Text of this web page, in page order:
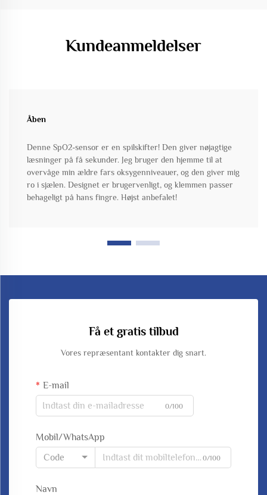
Kundeanmeldelser
Åben
Denne SpO2-sensor er en spilskifter! Den giver nøjagtige
læsninger på få sekunder. Jeg bruger den hjemme til at
overvåge min ældre fars oksygenniveauer, og den giver mig
ro i sjælen. Designet er brugervenligt, og klemmen passer
behageligt på hans fingre. Højst anbefalet!
Få et gratis tilbud
Vores repræsentant kontakter dig snart.
E-mail
0/100
Mobil/WhatsApp
Code
0/100
Navn